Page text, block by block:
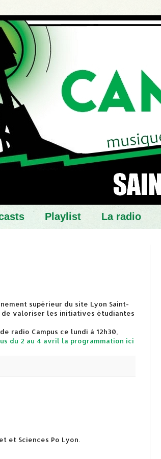
Playlist La radio
supérieur du site Lyon Saint-
valoriser les initiatives étudiantes
radio Campus ce lundi à 12h30,
du 2 au 4 avril la programmation ici
et Sciences Po Lyon.